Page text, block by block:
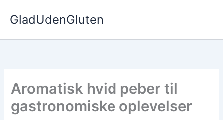
GladUdenGluten
Aromatisk hvid peber til
gastronomiske oplevelser